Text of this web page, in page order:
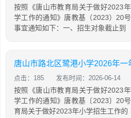
按照《唐山市教育局关于做好2023
学工作的通知》唐教基（2023）20
事宜通知如下：一、招生对象截止到
唐山市路北区鹭港小学2026年一
点击：185 发布时间：2026-06-14
按照《唐山市教育局关于做好2023
学工作的通知》唐教基〔2023〕20
育局关于做好2023年小学招生工作的